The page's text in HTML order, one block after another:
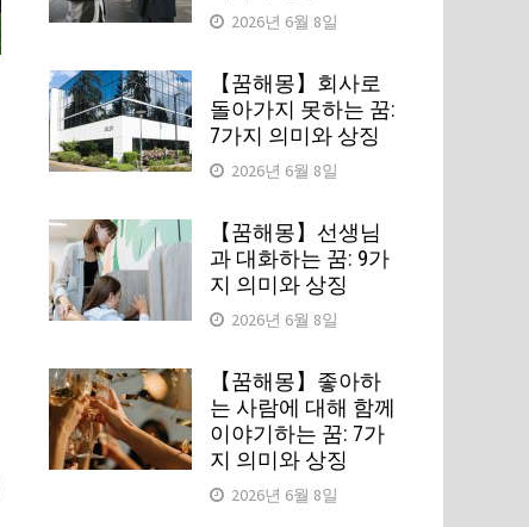
2026년 6월 8일
【꿈해몽】회사로
돌아가지 못하는 꿈:
7가지 의미와 상징
2026년 6월 8일
【꿈해몽】선생님
과 대화하는 꿈: 9가
지 의미와 상징
2026년 6월 8일
【꿈해몽】좋아하
는 사람에 대해 함께
이야기하는 꿈: 7가
지 의미와 상징
2026년 6월 8일